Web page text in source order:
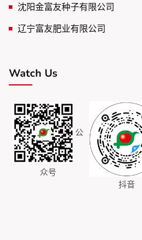
沈阳金富友种子有限公司
辽宁富友肥业有限公司
Watch Us
公
众号
抖音